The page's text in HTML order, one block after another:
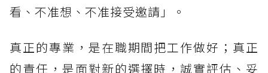
看、不准想、不准接受邀請」。
真正的專業，是在職期間把工作做好；真正
的責任，是面對新的選擇時，誠實評估、妥